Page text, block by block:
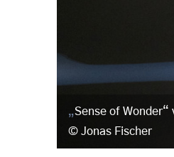
„Sense of Wonder“
Jonas Fischer